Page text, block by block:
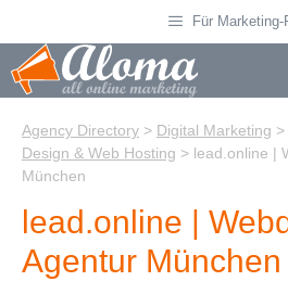
to
content
Für Marketing-
Agency Directory > Digital Marketing >
Design & Web Hosting > lead.online |
München
lead.online |
Agentur München